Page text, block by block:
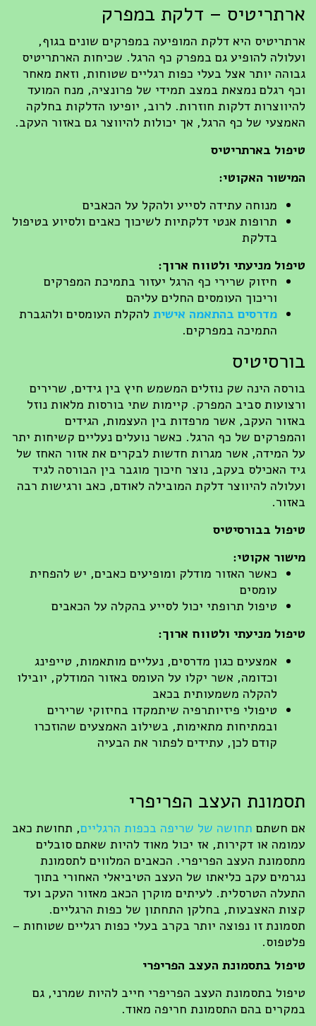
– דלקת במפרק
היא דלקת המופיעה במפרקים שונים בגוף,
להופיע גם במפרק כף הרגל. שכיחות הארתריטיס
יותר אצל בעלי כפות רגליים שטוחות, וזאת מאחר
רגלם נמצאת במצב תמידי של פרונציה, מנח המועד
דלקות חוזרות. לרוב, יופיעו הדלקות בחלקה
של כף הרגל, אך יכולות להיווצר גם באזור העקב.
בארתריטיס
האקוטי:
מנוחה עתידה לסייע ולהקל על הכאבים
תרופות אנטי דלקתיות לשיכוך כאבים ולסיוע בטיפול
בדלקת
מניעתי ולטווח ארוך:
חיזוק שרירי כף הרגל יעזור בתמיכת המפרקים
וריכוך העומסים החלים עליהם
מדרסים בהתאמה אישיתלהקלת העומסים ולהגברת
התמיכה במפרקים.
הינה שק נוזלים המשמש חיץ בין גידים, שרירים
סביב המפרק. קיימות שתי בורסות מלאות נוזל
העקב, אשר מרפדות בין העצמות, הגידים
של כף הרגל. כאשר נועלים נעליים קשיחות יתר
המידה, אשר מגרות חדשות לבקרים את אזור האחז של
האכילס בעקב, נוצר חיכוך מוגבר בין הבורסה לגיד
להיווצר דלקת המובילה לאודם, כאב ורגישות רבה
בבורסיטיס
אקוטי:
כאשר האזור מודלק ומופיעים כאבים, יש להפחית
עומסים
טיפול תרופתי יכול לסייע בהקלה על הכאבים
מניעתי ולטווח ארוך:
אמצעים כגון מדרסים, נעליים מותאמות, טייפינג
וכדומה, אשר יקלו על העומס באזור המודלק, יובילו
להקלה משמעותית בכאב
טיפולי פיזיותרפיה שיתמקדו בחיזוקי שרירים
ובמתיחות מתאימות, בשילוב האמצעים שהוזכרו
קודם לכן, עתידים לפתור את הבעיה
העצב הפריפרי
חשתםתחושה של שריפה בכפות הרגליים, תחושת כאב
או דקירות, אז יכול מאוד להיות שאתם סובלים
העצב הפריפרי. הכאבים המלווים לתסמונת
עקב כליאתו של העצב הטיביאלי האחורי בתוך
הטרסלית. לעיתים מוקרן הכאב מאזור העקב ועד
האצבעות, בחלקן התחתון של כפות הרגליים.
זו נפוצה יותר בקרב בעלי כפות רגליים שטוחות –
בתסמונת העצב הפריפרי
בתסמונת העצב הפריפרי חייב להיות שמרני, גם
בהם התסמונת חריפה מאוד.